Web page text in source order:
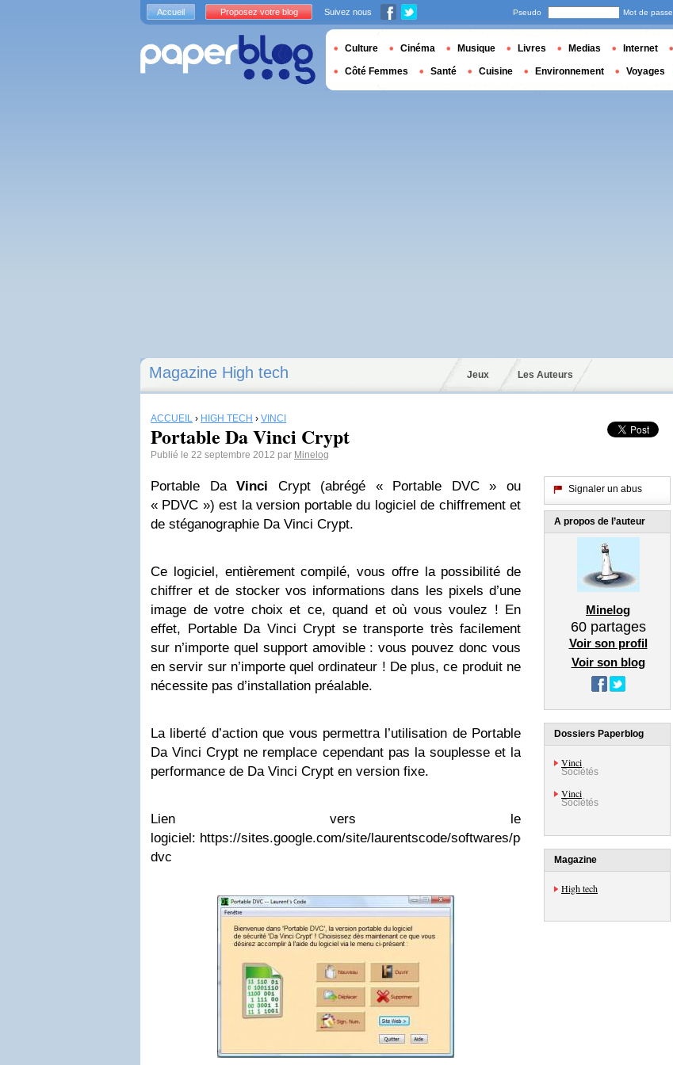
Magazine High tech Jeux Les Auteurs
ACCUEIL › HIGH TECH › VINCI
Portable Da Vinci Crypt
Publié le 22 septembre 2012 par Minelog
Portable DaVinci Crypt (abrégé « Portable DVC » ou
« PDVC ») est la version portable du logiciel de chiffrement et
de stéganographie Da Vinci Crypt.
Ce logiciel, entièrement compilé, vous offre la possibilité de
chiffrer et de stocker vos informations dans les pixels d’une
image de votre choix et ce, quand et où vous voulez ! En
effet, Portable Da Vinci Crypt se transporte très facilement
sur n’importe quel support amovible : vous pouvez donc vous
en servir sur n’importe quel ordinateur ! De plus, ce produit ne
nécessite pas d’installation préalable.
La liberté d’action que vous permettra l’utilisation de Portable
Da Vinci Crypt ne remplace cependant pas la souplesse et la
performance de Da Vinci Crypt en version fixe.
Lien vers le
logiciel: https://sites.google.com/site/laurentscode/softwares/portable-
dvc
Signaler un abus
A propos de l’auteur
Minelog
60partages
Voir son profil
Voir son blog
Dossiers Paperblog
Vinci
Sociétés
Vinci
Sociétés
Magazine
High tech
Accueil Proposez votre blog Suivez nous Pseudo Mot de passe
Culture Cinéma Musique Livres Medias Internet
Côté Femmes Santé Cuisine Environnement Voyages